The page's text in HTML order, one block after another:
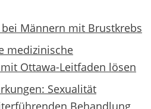
Männern mit Brustkrebs
medizinische
Ottawa-Leitfaden lösen
Sexualität
Behandlung